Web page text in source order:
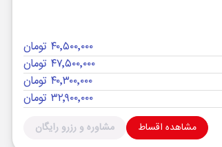
۴۰٬۵۰۰٬۰۰۰ تومان
۴۷٬۵۰۰٬۰۰۰ تومان
۴۰٬۳۰۰٬۰۰۰ تومان
۳۲٬۹۰۰٬۰۰۰ تومان
مشاهده اقساط مشاوره و رزرو رایگان